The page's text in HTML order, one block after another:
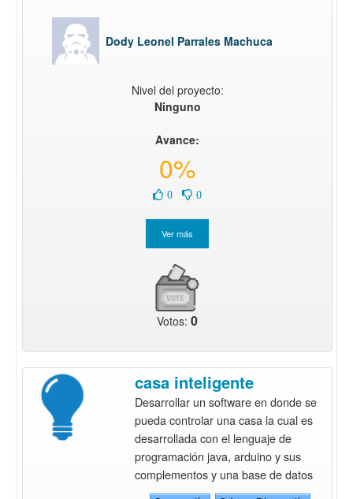
Dody Leonel Parrales Machuca
Nivel del proyecto:
Ninguno
Avance:
0%
0 0
Votos: 0
casa inteligente
Desarrollar un software en donde se
pueda controlar una casa la cual es
desarrollada con el lenguaje de
programación java, arduino y sus
complementos y una base de datos